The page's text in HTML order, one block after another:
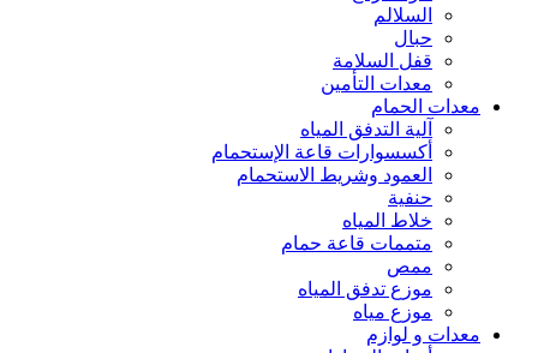
السلالم
حبال
قفل السلامة
معدات التأمين
معدات الحمام
آلية التدفق المياه
أكسسوارات قاعة الإستحمام
العمود وشريط الاستحمام
حنفية
خلاط المياه
متممات قاعة حمام
ممص
موزع تدفق المياه
موزع مياه
معدات و لوازم